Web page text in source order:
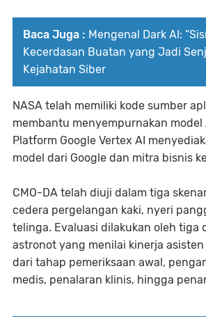
Baca Juga : Mengenal Dark AI:
Kecerdasan Buatan yang Jadi
Kejahatan Siber
NASA telah memiliki kode sumber
membantu menyempurnakan model
Platform Google Vertex AI
model dari Google dan mitra bisnis
CMO-DA telah diuji dalam tiga
cedera pergelangan kaki, nyeri
telinga. Evaluasi dilakukan oleh tiga
astronot yang menilai kinerja
dari tahap pemeriksaan awal,
medis, penalaran klinis, hingga